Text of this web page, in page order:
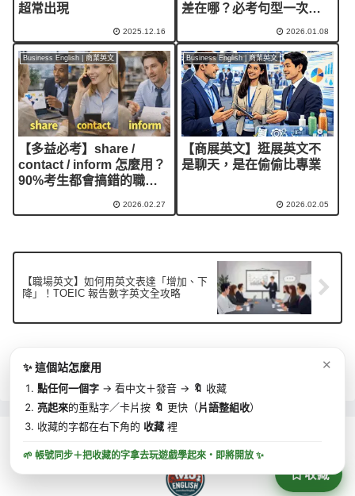
超常出現
2025.12.16
差在哪？必考句型一次搞
2026.01.08
Business English | 商業英文
【多益必考】share /
contact / inform 怎麼用？
90%考生都會搞錯的職場
2026.02.27
Business English | 商業英文
【商展英文】逛展英文不
是聊天，是在偷偷比專業
2026.02.05
【職場英文】如何用英文表達「增加、下
降」！TOEIC 報告數字英文全攻略
收藏
✨ 這個站怎麼用
點任何一個字 → 看中文＋發音 → 🔖 收藏
亮起來的重點字／卡片按 🔖 更快（片語整組收）
收藏的字都在右下角的 收藏 裡
🌱 帳號同步＋把收藏的字拿去玩遊戲學起來・ 即將開放 ✨
✕